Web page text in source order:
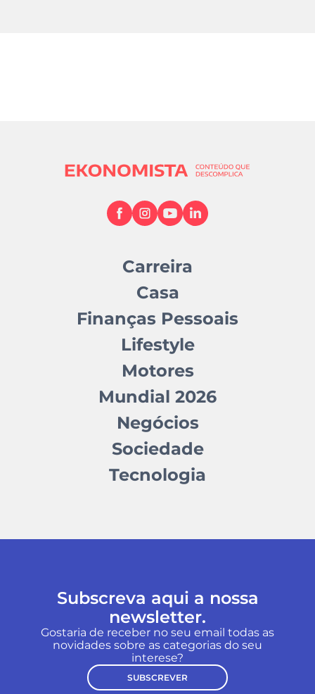
Carreira
Casa
Finanças Pessoais
Lifestyle
Motores
Mundial 2026
Negócios
Sociedade
Tecnologia
Subscreva aqui a nossa
newsletter.
Gostaria de receber no seu email todas as
novidades sobre as categorias do seu
interese?
SUBSCREVER